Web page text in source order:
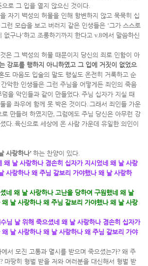
로 그 입을 열지 않으신 것이다.
자기 백성의 허물을 인해 항변하지 않고 묵묵히 십
런 모습을 보고 버러지 같은 인생들은 ‘그가 스스로
없구나’하고 조롱하기까지 한다고 v.8에서 말씀하신
은 그 백성의 허물 때문이지 당신의 죄로 인함이 아
강포를 행하지 아니하였고 그 입에 거짓이 없었으
도 마음도 입술의 말도 행실도 온전히 거룩하고 순
간악한 인생들은 그런 주님을 어떻게든 죄인의 죽음
을 악인들과 같이 만들었다. 주님 십자가 지실 때
을 좌우에 함께 못 박은 것이다. 그래서 죄인들 가운
만들려 하였지만, 그럼에도 주님 당신은 아무런 강
다. 육신으로 세상에 온 사람 가운데 유일한 의인이
사랑하나’ 하는 찬양이 있다.
왜 날 사랑하나 겸손히 십자가 지시었네 왜 날 사랑
사랑하나 왜 주님 갈보리 가야했나 왜 날 사랑하
네 왜 날 사랑하나 고난을 당하여 구원했네 왜 날
날 사랑하나 왜 주님 갈보리 가야했나 왜 날 사랑
님 날 위해 죽으셨네 왜 날 사랑하나 겸손히 십자가
날 사랑하나 왜 날 사랑하나 왜 주님 갈보리 가야
서 모진 고통과 멸시를 받으며 죽으셨는가? 왜 주
? 마땅히 형벌 받을 저와 여러분을 대신해서 형벌 받